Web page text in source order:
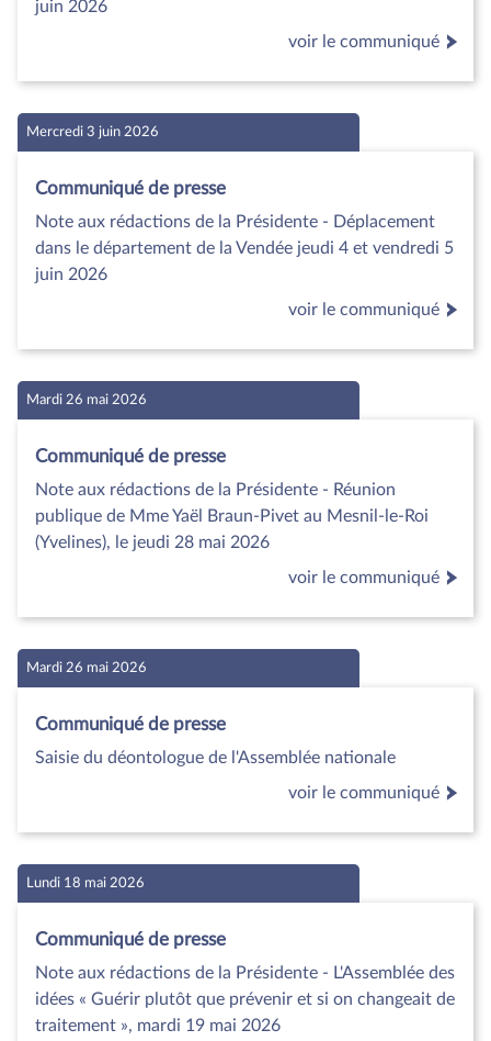
juin 2026
voir le communiqué
Mercredi 3 juin 2026
Communiqué de presse
Note aux rédactions de la Présidente - Déplacement
dans le département de la Vendée jeudi 4 et vendredi 5
juin 2026
voir le communiqué
Mardi 26 mai 2026
Communiqué de presse
Note aux rédactions de la Présidente - Réunion
publique de Mme Yaël Braun-Pivet au Mesnil-le-Roi
(Yvelines), le jeudi 28 mai 2026
voir le communiqué
Mardi 26 mai 2026
Communiqué de presse
Saisie du déontologue de l'Assemblée nationale
voir le communiqué
Lundi 18 mai 2026
Communiqué de presse
Note aux rédactions de la Présidente - L'Assemblée des
idées « Guérir plutôt que prévenir et si on changeait de
traitement », mardi 19 mai 2026